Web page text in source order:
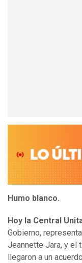
Humo blanco.
Hoy la Central
Gobierno,
Jeannette Jara, y el
llegaron a un